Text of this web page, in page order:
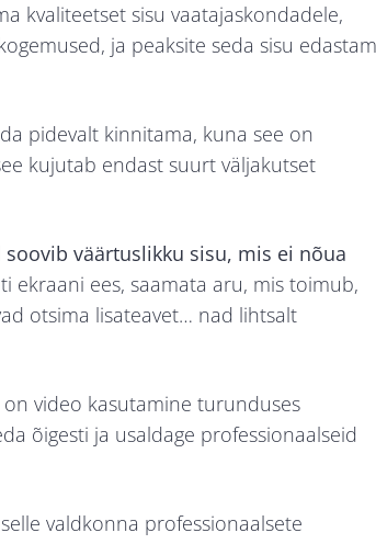
kvaliteetset sisu vaatajaskondadele,
ja peaksite seda sisu
pidevalt kinnitama, kuna see on
kujutab endast suurt väljakutset
soovib väärtuslikku sisu, mis ei nõua
ekraani ees, saamata aru, mis toimub,
otsima lisateavet… nad lihtsalt
on video kasutamine turunduses
õigesti ja usaldage professionaalseid
valdkonna professionaalsete